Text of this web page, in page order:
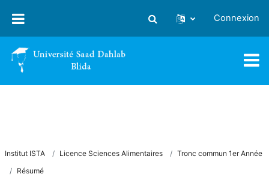
Activer/désactiver la saisie
Connexion
Institut ISTA Licence Sciences Alimentaires
Tronc commun 1er Année
Résumé